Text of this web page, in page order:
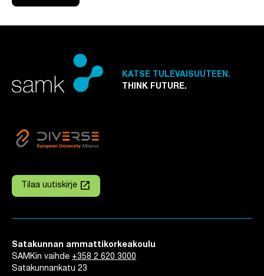
KATSE TULEVAISUUTEEN.
THINK FUTURE.
Tilaa uutiskirje
Linkki avautuu uuteen välilehteen
launch
Satakunnan ammattikorkeakoulu
SAMKin vaihde +358 2 620 3000
Satakunnankatu 23